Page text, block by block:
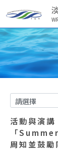
活動與演
「
周知並鼓勵